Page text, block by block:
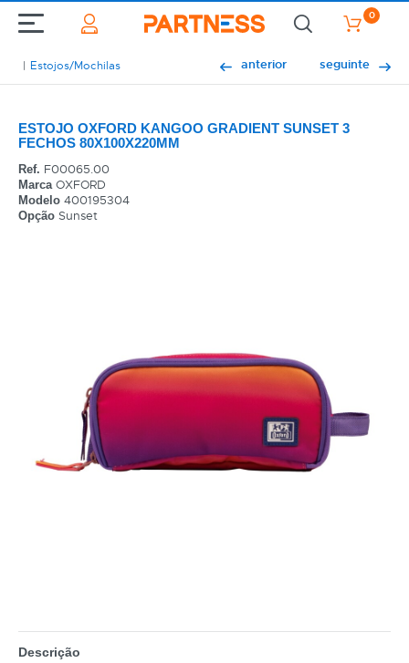
0
Estojos/Mochilas anterior seguinte
ESTOJO OXFORD KANGOO GRADIENT SUNSET 3
FECHOS 80X100X220MM
Ref. F00065.00
MarcaOXFORD
Modelo 400195304
Opção Sunset
Descrição